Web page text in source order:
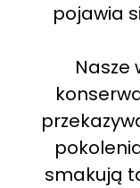
pojawia
Nasze
smakują